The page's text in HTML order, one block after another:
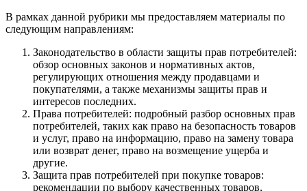
В рамках данной рубрики мы предоставляем материалы по
следующим направлениям:
Законодательство в области защиты прав потребителей:
обзор основных законов и нормативных актов,
регулирующих отношения между продавцами и
покупателями, а также механизмы защиты прав и
интересов последних.
Права потребителей: подробный разбор основных прав
потребителей, таких как право на безопасность товаров
и услуг, право на информацию, право на замену товара
или возврат денег, право на возмещение ущерба и
другие.
Защита прав потребителей при покупке товаров:
рекомендации по выбору качественных товаров,